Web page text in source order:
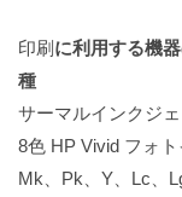
印刷 に利用する機
種
サーマルインクジ
8色 HP Vivid フォ
Mk、Pk、Y、Lc、